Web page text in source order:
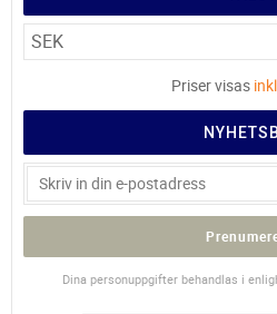
Priser visas
Dina personuppgifter behandlas i